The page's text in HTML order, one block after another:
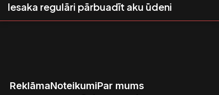
Iesaka regulāri pārbuadīt aku ūdeni
ReklāmaNoteikumiPar mums